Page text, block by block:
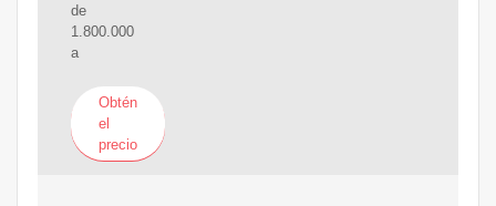
de
1.800.000
a
Obtén
el
precio